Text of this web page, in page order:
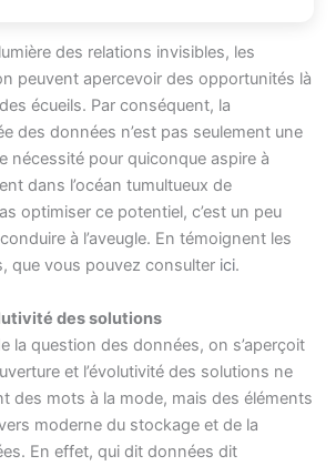
des relations invisibles, les
peuvent apercevoir des opportunités là
écueils. Par conséquent, la
des données n’est pas seulement une
nécessité pour quiconque aspire à
dans l’océan tumultueux de
optimiser ce potentiel, c’est un peu
à l’aveugle. En témoignent les
que vous pouvez consulter ici.
des solutions
la question des données, on s’aperçoit
et l’évolutivité des solutions ne
des mots à la mode, mais des éléments
moderne du stockage et de la
En effet, qui dit données dit